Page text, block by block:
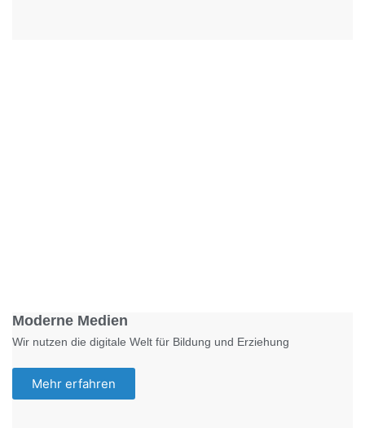
Moderne Medien
Wir nutzen die digitale Welt für Bildung und Erziehung
Mehr erfahren